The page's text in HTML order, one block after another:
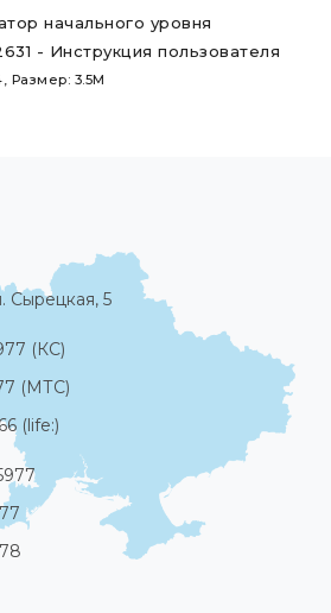
начального уровня
- Инструкция пользователя
Размер: 3.5M
Сырецкая, 5
(КС)
(МТС)
(life:)